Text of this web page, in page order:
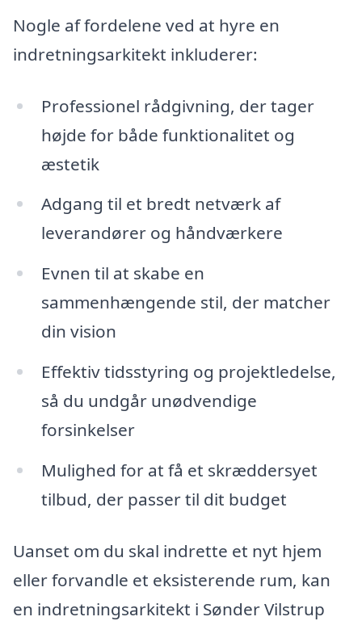
Nogle af fordelene ved at hyre en
indretningsarkitekt inkluderer:
Professionel rådgivning, der tager
højde for både funktionalitet og
æstetik
Adgang til et bredt netværk af
leverandører og håndværkere
Evnen til at skabe en
sammenhængende stil, der matcher
din vision
Effektiv tidsstyring og projektledelse,
så du undgår unødvendige
forsinkelser
Mulighed for at få et skræddersyet
tilbud, der passer til dit budget
Uanset om du skal indrette et nyt hjem
eller forvandle et eksisterende rum, kan
en indretningsarkitekt i Sønder Vilstrup